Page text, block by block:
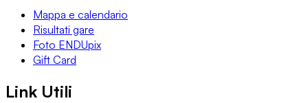
Mappa e calendario
Risultati gare
Foto ENDUpix
Gift Card
Link Utili